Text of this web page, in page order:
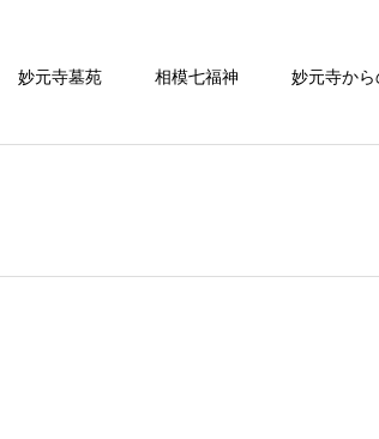
妙元寺墓苑 相模七福神 妙元寺か